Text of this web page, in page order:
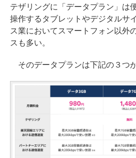
テザリングに「データプラン」は
操作するタブレットやデジタルサ
ス業においてスマートフォン以外
スも多い。
そのデータプランは下記の３つ